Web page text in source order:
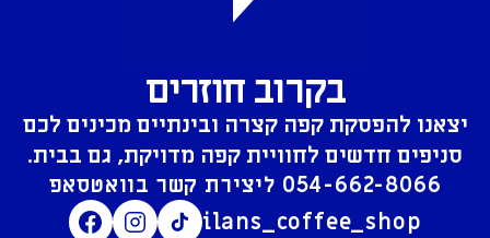
בקרוב חוזרים
יצאנו להפסקת קפה קצרה ובינתיים מכינים לכם
סניפים חדשים לחוויית קפה מדויקת, גם בבית.
054-662-8066
ilans_coffee_shop